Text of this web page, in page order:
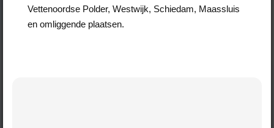
Vettenoordse Polder, Westwijk, Schiedam, Maassluis
en omliggende plaatsen.